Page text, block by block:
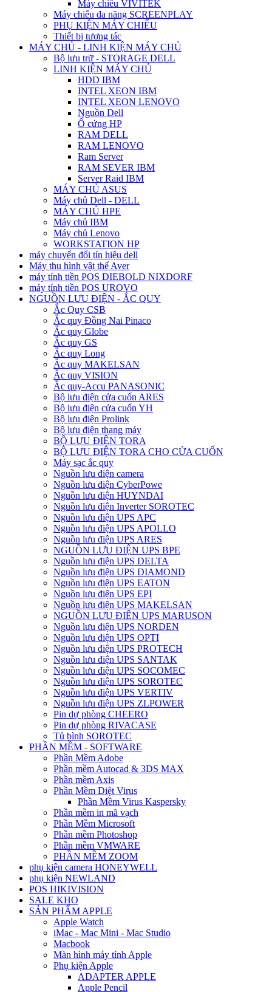
Máy chiếu VIVITEK
Máy chiếu đa năng SCREENPLAY
PHỤ KIỆN MÁY CHIẾU
Thiết bị tương tác
MÁY CHỦ - LINH KIỆN MÁY CHỦ
Bộ lưu trữ - STORAGE DELL
LINH KIỆN MÁY CHỦ
HDD IBM
INTEL XEON IBM
INTEL XEON LENOVO
Nguồn Dell
Ổ cứng HP
RAM DELL
RAM LENOVO
Ram Server
RAM SEVER IBM
Server Raid IBM
MÁY CHỦ ASUS
Máy chủ Dell - DELL
MÁY CHỦ HPE
Máy chủ IBM
Máy chủ Lenovo
WORKSTATION HP
máy chuyển đổi tín hiệu dell
Máy thu hình vật thể Aver
máy tính tiền POS DIEBOLD NIXDORF
máy tính tiền POS UROVO
NGUỒN LƯU ĐIỆN - ẮC QUY
Ắc Quy CSB
Ắc quy Đồng Nai Pinaco
Ắc quy Globe
Ắc quy GS
Ắc quy Long
Ắc quy MAKELSAN
Ắc quy VISION
Ắc quy-Accu PANASONIC
Bộ lưu điện cửa cuốn ARES
Bộ lưu điện cửa cuốn YH
Bộ lưu điện Prolink
Bộ lưu điện thang máy
BỘ LƯU ĐIỆN TORA
BỘ LƯU ĐIỆN TORA CHO CỬA CUỐN
Máy sạc ắc quy
Nguồn lưu điện camera
Nguồn lưu điện CyberPowe
Nguồn lưu điện HUYNDAI
Nguồn lưu điện Inverter SOROTEC
Nguồn lưu điện UPS APC
Nguồn lưu điện UPS APOLLO
Nguồn lưu điện UPS ARES
NGUỒN LƯU ĐIỆN UPS BPE
Nguồn lưu điện UPS DELTA
Nguồn lưu điện UPS DIAMOND
Nguồn lưu điện UPS EATON
Nguồn lưu điện UPS EPI
Nguồn lưu điện UPS MAKELSAN
NGUỒN LƯU ĐIÊN UPS MARUSON
Nguồn lưu điện UPS NORDEN
Nguồn lưu điện UPS OPTI
Nguồn lưu điện UPS PROTECH
Nguồn lưu điện UPS SANTAK
Nguồn lưu điện UPS SOCOMEC
Nguồn lưu điện UPS SOROTEC
Nguồn lưu điện UPS VERTIV
Nguồn lưu điện UPS ZLPOWER
Pin dự phòng CHEERO
Pin dự phòng RIVACASE
Tủ bình SOROTEC
PHẦN MỀM - SOFTWARE
Phần Mềm Adobe
Phần mềm Autocad & 3DS MAX
Phần mềm Axis
Phần Mềm Diệt Virus
Phần Mềm Virus Kaspersky
Phần mềm in mã vạch
Phần Mềm Microsoft
Phần mềm Photoshop
Phần mềm VMWARE
PHẦN MỀM ZOOM
phụ kiện camera HONEYWELL
phụ kiện NEWLAND
POS HIKIVISION
SALE KHO
SẢN PHẨM APPLE
Apple Watch
iMac - Mac Mini - Mac Studio
Macbook
Màn hình máy tính Apple
Phụ kiện Apple
ADAPTER APPLE
Apple Pencil